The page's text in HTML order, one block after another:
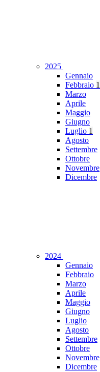
2025
Gennaio
Febbraio 1
Marzo
Aprile
Maggio
Giugno
Luglio 1
Agosto
Settembre
Ottobre
Novembre
Dicembre
2024
Gennaio
Febbraio
Marzo
Aprile
Maggio
Giugno
Luglio
Agosto
Settembre
Ottobre
Novembre
Dicembre